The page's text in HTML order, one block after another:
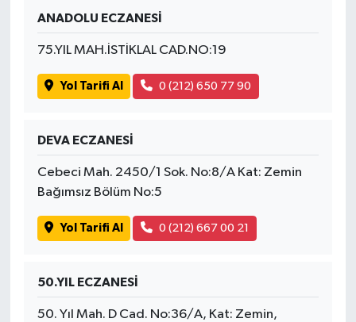
ANADOLU ECZANESİ
75.YIL MAH.İSTİKLAL CAD.NO:19
Yol Tarifi Al 0 (212) 650 77 90
DEVA ECZANESİ
Cebeci Mah. 2450/1 Sok. No:8/A Kat: Zemin
Bağımsız Bölüm No:5
Yol Tarifi Al 0 (212) 667 00 21
50.YIL ECZANESİ
50. Yıl Mah. D Cad. No:36/A, Kat: Zemin,